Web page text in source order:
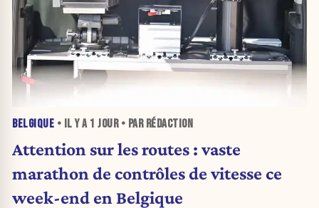
BELGIQUE • IL Y A 1 JOUR• PAR RÉDACTION
Attention sur les routes : vaste
marathon de contrôles de vitesse ce
week-end en Belgique